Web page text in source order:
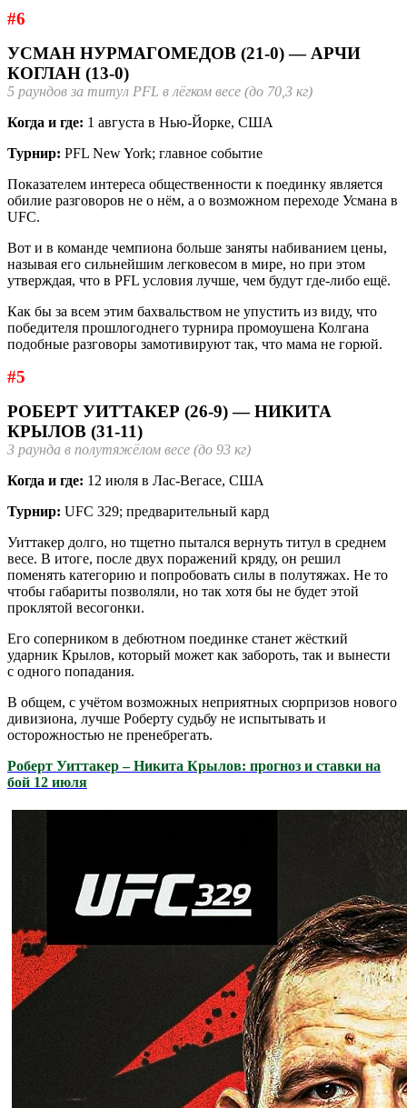
#6
УСМАН НУРМАГОМЕДОВ (21-0) — АРЧИ
КОГЛАН (13-0)
5 раундов за титул PFL в лёгком весе (до 70,3 кг)
Когда и где: 1 августа в Нью-Йорке, США
Турнир: PFL New York; главное событие
Показателем интереса общественности к поединку является
обилие разговоров не о нём, а о возможном переходе Усмана в
UFC.
Вот и в команде чемпиона больше заняты набиванием цены,
называя его сильнейшим легковесом в мире, но при этом
утверждая, что в PFL условия лучше, чем будут где-либо ещё.
Как бы за всем этим бахвальством не упустить из виду, что
победителя прошлогоднего турнира промоушена Колгана
подобные разговоры замотивируют так, что мама не горюй.
#5
РОБЕРТ УИТТАКЕР (26-9) — НИКИТА
КРЫЛОВ (31-11)
3 раунда в полутяжёлом весе (до 93 кг)
Когда и где: 12 июля в Лас-Вегасе, США
Турнир: UFC 329; предварительный кард
Уиттакер долго, но тщетно пытался вернуть титул в среднем
весе. В итоге, после двух поражений кряду, он решил
поменять категорию и попробовать силы в полутяжах. Не то
чтобы габариты позволяли, но так хотя бы не будет этой
проклятой весогонки.
Его соперником в дебютном поединке станет жёсткий
ударник Крылов, который может как забороть, так и вынести
с одного попадания.
В общем, с учётом возможных неприятных сюрпризов нового
дивизиона, лучше Роберту судьбу не испытывать и
осторожностью не пренебрегать.
Роберт Уиттакер – Никита Крылов: прогноз и ставки на
бой 12 июля